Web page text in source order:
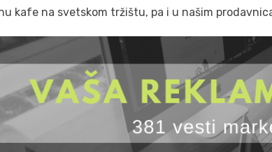
kafe na svetskom tržištu, pa i u našim